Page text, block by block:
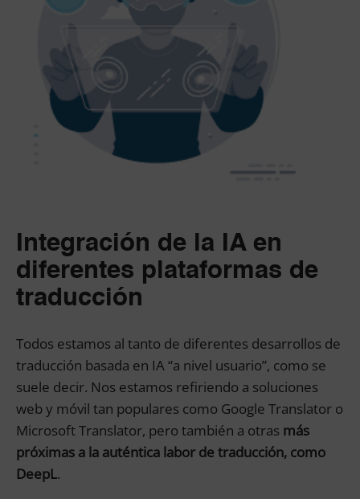
Integración de la IA en
diferentes plataformas de
traducción
Todos estamos al tanto de diferentes desarrollos de
traducción basada en IA “a nivel usuario”, como se
suele decir. Nos estamos refiriendo a soluciones
web y móvil tan populares como Google Translator o
Microsoft Translator, pero también a otras más
próximas a la auténtica labor de traducción, como
DeepL.